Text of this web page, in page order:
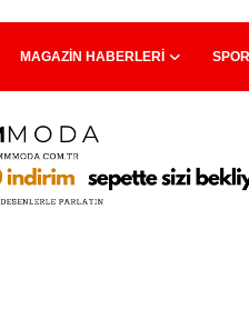
MAGAZIN HABERLERI